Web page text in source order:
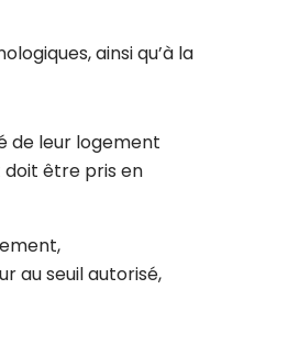
ainsi qu’à la
de leur logement
doit être pris en
au seuil autorisé,